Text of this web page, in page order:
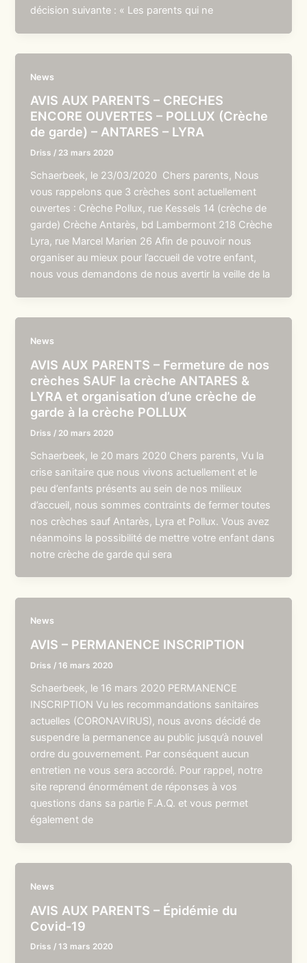
décision suivante : « Les parents qui ne
News
AVIS AUX PARENTS – CRECHES
ENCORE OUVERTES – POLLUX (Crèche
de garde) – ANTARES – LYRA
Driss / 23 mars 2020
Schaerbeek, le 23/03/2020 Chers parents, Nous
vous rappelons que 3 crèches sont actuellement
ouvertes : Crèche Pollux, rue Kessels 14 (crèche de
garde) Crèche Antarès, bd Lambermont 218 Crèche
Lyra, rue Marcel Marien 26 Afin de pouvoir nous
organiser au mieux pour l’accueil de votre enfant,
nous vous demandons de nous avertir la veille de la
News
AVIS AUX PARENTS – Fermeture de nos
crèches SAUF la crèche ANTARES &
LYRA et organisation d’une crèche de
garde à la crèche POLLUX
Driss / 20 mars 2020
Schaerbeek, le 20 mars 2020 Chers parents, Vu la
crise sanitaire que nous vivons actuellement et le
peu d’enfants présents au sein de nos milieux
d’accueil, nous sommes contraints de fermer toutes
nos crèches sauf Antarès, Lyra et Pollux. Vous avez
néanmoins la possibilité de mettre votre enfant dans
notre crèche de garde qui sera
News
AVIS – PERMANENCE INSCRIPTION
Driss /16 mars 2020
Schaerbeek, le 16 mars 2020 PERMANENCE
INSCRIPTION Vu les recommandations sanitaires
actuelles (CORONAVIRUS), nous avons décidé de
suspendre la permanence au public jusqu’à nouvel
ordre du gouvernement. Par conséquent aucun
entretien ne vous sera accordé. Pour rappel, notre
site reprend énormément de réponses à vos
questions dans sa partie F.A.Q. et vous permet
également de
News
AVIS AUX PARENTS – Épidémie du
Covid-19
Driss /13 mars 2020